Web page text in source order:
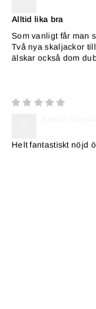
Alltid lika bra
Som vanligt får man
Två nya skaljackor
älskar också dom
Helt fantastiskt nöjd